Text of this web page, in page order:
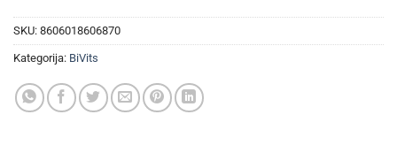
SKU: 8606018606870
Kategorija: BiVits